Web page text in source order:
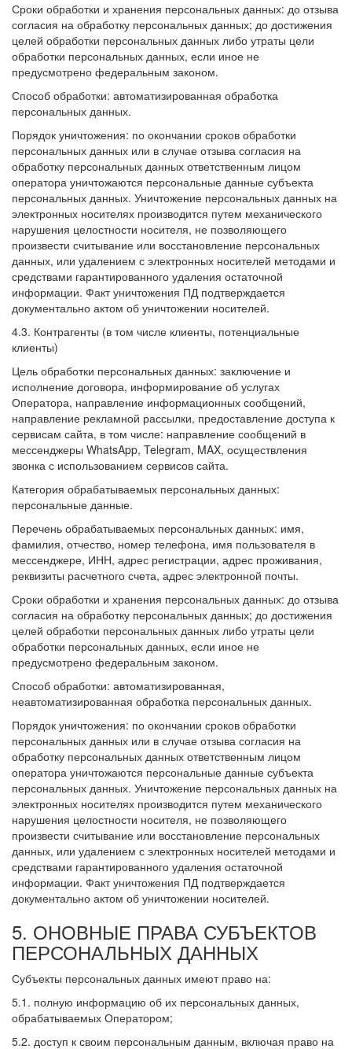
Сроки обработки и хранения персональных данных: до отзыва
согласия на обработку персональных данных; до достижения
целей обработки персональных данных либо утраты цели
обработки персональных данных, если иное не
предусмотрено федеральным законом.
Способ обработки: автоматизированная обработка
персональных данных.
Порядок уничтожения: по окончании сроков обработки
персональных данных или в случае отзыва согласия на
обработку персональных данных ответственным лицом
оператора уничтожаются персональные данные субъекта
персональных данных. Уничтожение персональных данных на
электронных носителях производится путем механического
нарушения целостности носителя, не позволяющего
произвести считывание или восстановление персональных
данных, или удалением с электронных носителей методами и
средствами гарантированного удаления остаточной
информации. Факт уничтожения ПД подтверждается
документально актом об уничтожении носителей.
4.3. Контрагенты (в том числе клиенты, потенциальные
клиенты)
Цель обработки персональных данных: заключение и
исполнение договора, информирование об услугах
Оператора, направление информационных сообщений,
направление рекламной рассылки, предоставление доступа к
сервисам сайта, в том числе: направление сообщений в
мессенджеры WhatsApp, Telegram, MAX, осуществления
звонка с использованием сервисов сайта.
Категория обрабатываемых персональных данных:
персональные данные.
Перечень обрабатываемых персональных данных: имя,
фамилия, отчество, номер телефона, имя пользователя в
мессенджере, ИНН, адрес регистрации, адрес проживания,
реквизиты расчетного счета, адрес электронной почты.
Сроки обработки и хранения персональных данных: до отзыва
согласия на обработку персональных данных; до достижения
целей обработки персональных данных либо утраты цели
обработки персональных данных, если иное не
предусмотрено федеральным законом.
Способ обработки: автоматизированная,
неавтоматизированная обработка персональных данных.
Порядок уничтожения: по окончании сроков обработки
персональных данных или в случае отзыва согласия на
обработку персональных данных ответственным лицом
оператора уничтожаются персональные данные субъекта
персональных данных. Уничтожение персональных данных на
электронных носителях производится путем механического
нарушения целостности носителя, не позволяющего
произвести считывание или восстановление персональных
данных, или удалением с электронных носителей методами и
средствами гарантированного удаления остаточной
информации. Факт уничтожения ПД подтверждается
документально актом об уничтожении носителей.
5. ОНОВНЫЕ ПРАВА СУБЪЕКТОВ
ПЕРСОНАЛЬНЫХ ДАННЫХ
Субъекты персональных данных имеют право на:
5.1. полную информацию об их персональных данных,
обрабатываемых Оператором;
5.2. доступ к своим персональным данным, включая право на